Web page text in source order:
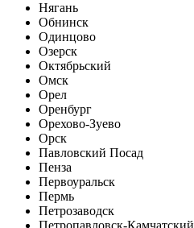
Нягань
Обнинск
Одинцово
Озерск
Октябрьский
Омск
Орел
Оренбург
Орехово-Зуево
Орск
Павловский Посад
Пенза
Первоуральск
Пермь
Петрозаводск
Петропавловск-Камчатский